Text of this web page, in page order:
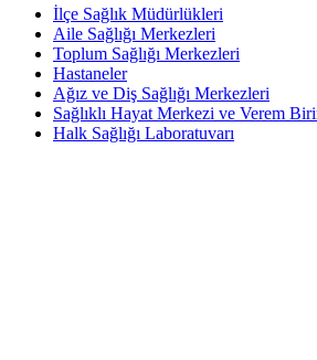
İlçe Sağlık Müdürlükleri
Aile Sağlığı Merkezleri
Toplum Sağlığı Merkezleri
Hastaneler
Ağız ve Diş Sağlığı Merkezleri
Sağlıklı Hayat Merkezi ve Verem
Halk Sağlığı Laboratuvarı